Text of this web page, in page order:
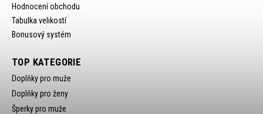
Hodnocení obchodu
Tabulka velikostí
Bonusový systém
TOP KATEGORIE
Doplňky pro muže
Doplňky pro ženy
Šperky pro muže